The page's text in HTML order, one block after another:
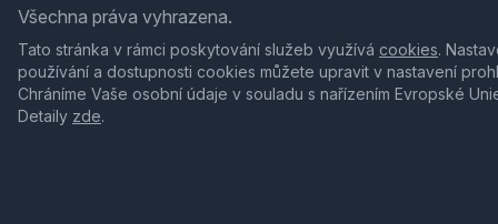
Všechna práva vyhrazena.
Tato stránka v rámci poskytování služeb využívá cookies.
používání a dostupnosti cookies můžete upravit v nastavení
Chráníme Vaše osobní údaje v souladu s nařízením Evropské
Detaily zde.